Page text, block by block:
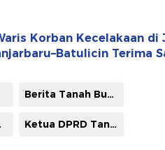
Korban Kecelakaan di
Terima
Berita Tanah Bumbu
Ketua DPRD Tanah Bumbu